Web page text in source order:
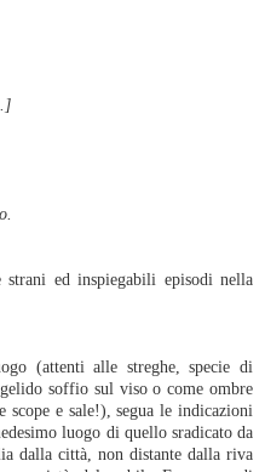
ed inspiegabili episodi nella
(attenti alle streghe, specie di
soffio sul viso o come ombre
scope e sale!), segua le indicazioni
luogo di quello sradicato da
dalla città, non distante dalla riva